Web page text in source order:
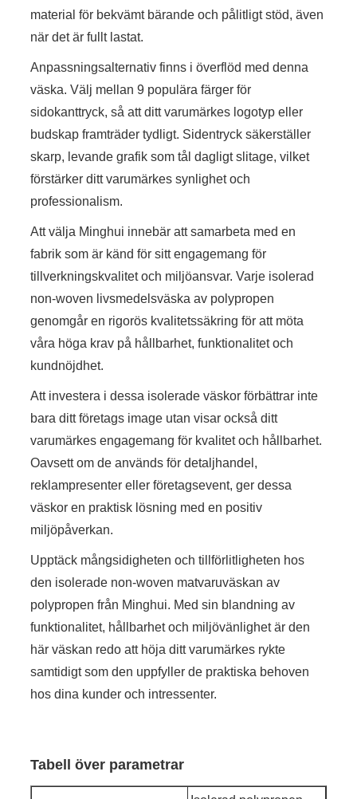
material för bekvämt bärande och pålitligt stöd, även
när det är fullt lastat.
Anpassningsalternativ finns i överflöd med denna
väska. Välj mellan 9 populära färger för
sidokanttryck, så att ditt varumärkes logotyp eller
budskap framträder tydligt. Sidentryck säkerställer
skarp, levande grafik som tål dagligt slitage, vilket
förstärker ditt varumärkes synlighet och
professionalism.
Att välja Minghui innebär att samarbeta med en
fabrik som är känd för sitt engagemang för
tillverkningskvalitet och miljöansvar. Varje isolerad
non-woven livsmedelsväska av polypropen
genomgår en rigorös kvalitetssäkring för att möta
våra höga krav på hållbarhet, funktionalitet och
kundnöjdhet.
Att investera i dessa isolerade väskor förbättrar inte
bara ditt företags image utan visar också ditt
varumärkes engagemang för kvalitet och hållbarhet.
Oavsett om de används för detaljhandel,
reklampresenter eller företagsevent, ger dessa
väskor en praktisk lösning med en positiv
miljöpåverkan.
Upptäck mångsidigheten och tillförlitligheten hos
den isolerade non-woven matvaruväskan av
polypropen från Minghui. Med sin blandning av
funktionalitet, hållbarhet och miljövänlighet är den
här väskan redo att höja ditt varumärkes rykte
samtidigt som den uppfyller de praktiska behoven
hos dina kunder och intressenter.
Tabell över parametrar